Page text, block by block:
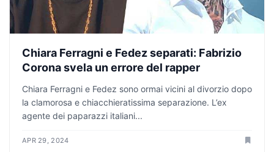
Chiara Ferragni e Fedez separati: Fabrizio
Corona svela un errore del rapper
Chiara Ferragni e Fedez sono ormai vicini al divorzio dopo
la clamorosa e chiacchieratissima separazione. L’ex
agente dei paparazzi italiani...
APR 29, 2024